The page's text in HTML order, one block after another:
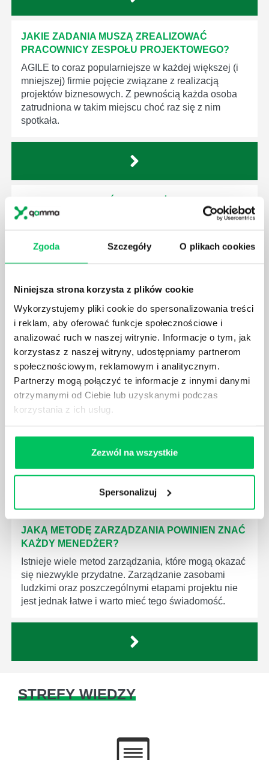
Zgoda Szczegóły O plikach cookies
Niniejsza strona korzysta z plików cookie
Wykorzystujemy pliki cookie do spersonalizowania treści
i reklam, aby oferować funkcje społecznościowe i
analizować ruch w naszej witrynie. Informacje o tym, jak
korzystasz z naszej witryny, udostępniamy partnerom
społecznościowym, reklamowym i analitycznym.
Partnerzy mogą połączyć te informacje z innymi danymi
otrzymanymi od Ciebie lub uzyskanymi podczas
korzystania z ich usług.
Zezwól na wszystkie
Spersonalizuj
JAKIE ZADANIA MUSZĄ ZREALIZOWAĆ
PRACOWNICY ZESPOŁU PROJEKTOWEGO?
AGILE to coraz popularniejsze w każdej większej (i
mniejszej) firmie pojęcie związane z realizacją
projektów biznesowych. Z pewnością każda osoba
zatrudniona w takim miejscu choć raz się z nim
spotkała.
POWINIEN MIEĆ BRYGADZISTA?
kompetentnych pracowników nie będzie w stanie
niezbędna jest osoba nadzorująca wszystkie
JAK BRYGADZISTA MOŻE ROZWINĄĆ SWOJE
KOMPETENCJE MENEDŻERSKIE?
Menedżer to niezwykle ważne stanowisko w każdej
za realizację działań podległych mu osób oraz
JAKĄ METODĘ ZARZĄDZANIA POWINIEN ZNAĆ
KAŻDY MENEDŻER?
Istnieje wiele metod zarządzania, które mogą okazać
się niezwykle przydatne. Zarządzanie zasobami
ludzkimi oraz poszczególnymi etapami projektu nie
jest jednak łatwe i warto mieć tego świadomość.
STREFY WIEDZY